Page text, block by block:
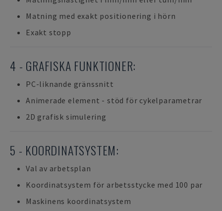
Matning med exakt positionering i hörn
Exakt stopp
4 - GRAFISKA FUNKTIONER:
PC-liknande gränssnitt
Animerade element - stöd för cykelparametrar
2D grafisk simulering
5 - KOORDINATSYSTEM:
Val av arbetsplan
Koordinatsystem för arbetsstycke med 100 par
Maskinens koordinatsystem